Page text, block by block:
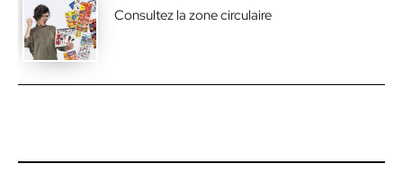
Consultez la zone circulaire